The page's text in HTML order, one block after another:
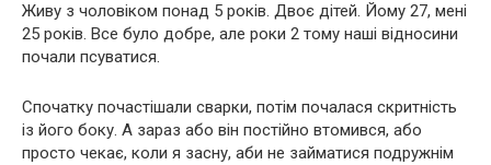
Живу з чоловіком понад 5 років. Двоє дітей. Йому 27, мені
25 років. Все було добре, але роки 2 тому наші відносини
почали псуватися.
Спочатку почастішали сварки, потім почалася скритність
із його боку. А зараз або він постійно втомився, або
просто чекає, коли я засну, аби не займатися подружнім